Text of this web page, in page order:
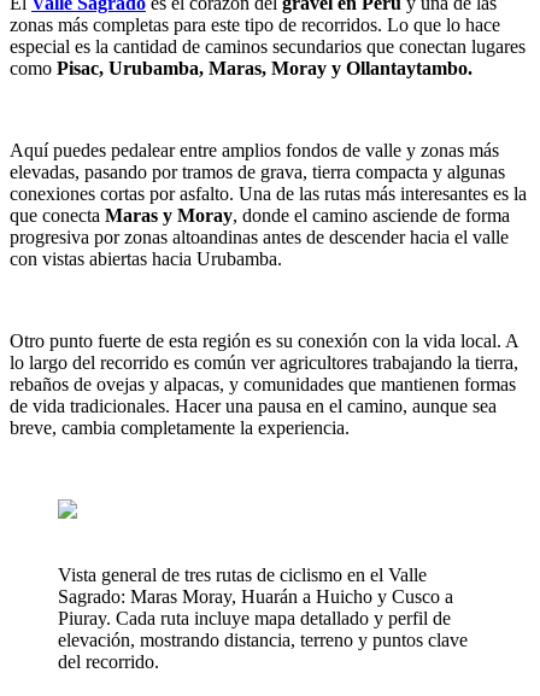
zonas más completas para este tipo de recorridos. Lo que lo hace
especial es la cantidad de caminos secundarios que conectan lugares
como Pisac, Urubamba, Maras, Moray y Ollantaytambo.
Aquí puedes pedalear entre amplios fondos de valle y zonas más
elevadas, pasando por tramos de grava, tierra compacta y algunas
conexiones cortas por asfalto. Una de las rutas más interesantes es la
que conecta Maras y Moray, donde el camino asciende de forma
progresiva por zonas altoandinas antes de descender hacia el valle
con vistas abiertas hacia Urubamba.
Otro punto fuerte de esta región es su conexión con la vida local. A
lo largo del recorrido es común ver agricultores trabajando la tierra,
rebaños de ovejas y alpacas, y comunidades que mantienen formas
de vida tradicionales. Hacer una pausa en el camino, aunque sea
breve, cambia completamente la experiencia.
Vista general de tres rutas de ciclismo en el Valle
Sagrado: Maras Moray, Huarán a Huicho y Cusco a
Piuray. Cada ruta incluye mapa detallado y perfil de
elevación, mostrando distancia, terreno y puntos clave
del recorrido.